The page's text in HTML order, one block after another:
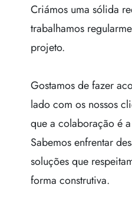
Criámos uma sólida
trabalhamos
projeto.
Gostamos de fazer
lado com os nossos
que a colaboração é
Sabemos enfrentar
soluções que
forma construtiva.